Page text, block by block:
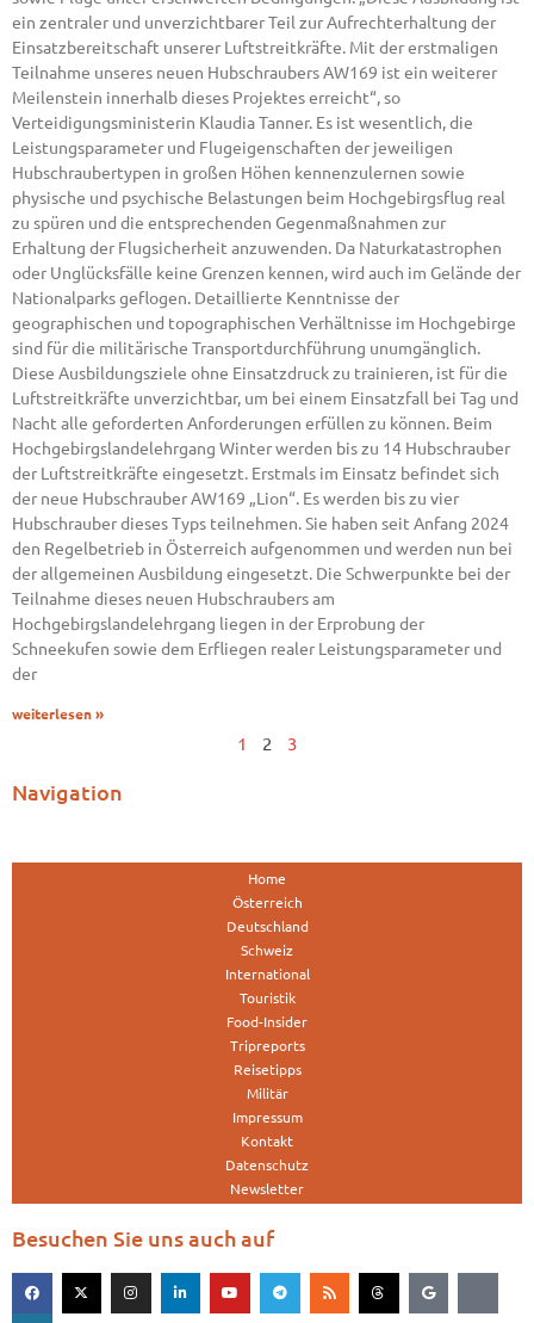
ein zentraler und unverzichtbarer Teil zur Aufrechterhaltung der
Einsatzbereitschaft unserer Luftstreitkräfte. Mit der erstmaligen
Teilnahme unseres neuen Hubschraubers AW169 ist ein weiterer
Meilenstein innerhalb dieses Projektes erreicht“, so
Verteidigungsministerin Klaudia Tanner. Es ist wesentlich, die
Leistungsparameter und Flugeigenschaften der jeweiligen
Hubschraubertypen in großen Höhen kennenzulernen sowie
physische und psychische Belastungen beim Hochgebirgsflug real
zu spüren und die entsprechenden Gegenmaßnahmen zur
Erhaltung der Flugsicherheit anzuwenden. Da Naturkatastrophen
oder Unglücksfälle keine Grenzen kennen, wird auch im Gelände der
Nationalparks geflogen. Detaillierte Kenntnisse der
geographischen und topographischen Verhältnisse im Hochgebirge
sind für die militärische Transportdurchführung unumgänglich.
Diese Ausbildungsziele ohne Einsatzdruck zu trainieren, ist für die
Luftstreitkräfte unverzichtbar, um bei einem Einsatzfall bei Tag und
Nacht alle geforderten Anforderungen erfüllen zu können. Beim
Hochgebirgslandelehrgang Winter werden bis zu 14 Hubschrauber
der Luftstreitkräfte eingesetzt. Erstmals im Einsatz befindet sich
der neue Hubschrauber AW169 „Lion“. Es werden bis zu vier
Hubschrauber dieses Typs teilnehmen. Sie haben seit Anfang 2024
den Regelbetrieb in Österreich aufgenommen und werden nun bei
der allgemeinen Ausbildung eingesetzt. Die Schwerpunkte bei der
Teilnahme dieses neuen Hubschraubers am
Hochgebirgslandelehrgang liegen in der Erprobung der
Schneekufen sowie dem Erfliegen realer Leistungsparameter und
der
weiterlesen »
1 2 3
Navigation
Home
Österreich
Deutschland
Schweiz
International
Touristik
Food-Insider
Tripreports
Reisetipps
Militär
Impressum
Kontakt
Datenschutz
Newsletter
Besuchen Sie uns auch auf